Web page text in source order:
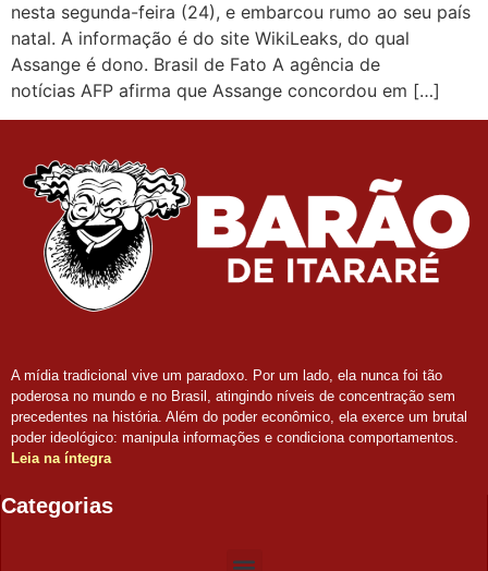
nesta segunda-feira (24), e embarcou rumo ao seu país
natal. A informação é do site WikiLeaks, do qual
Assange é dono. Brasil de Fato A agência de
notícias AFP afirma que Assange concordou em […]
A mídia tradicional vive um paradoxo. Por um lado, ela nunca foi tão
poderosa no mundo e no Brasil, atingindo níveis de concentração sem
precedentes na história. Além do poder econômico, ela exerce um brutal
poder ideológico: manipula informações e condiciona comportamentos.
Leia na íntegra
Categorias